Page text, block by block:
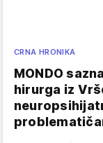
CRNA HRONIKA
MONDO
hirurga iz